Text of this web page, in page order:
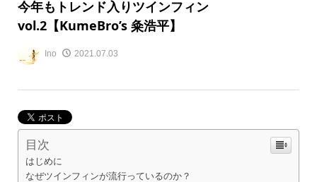
今年もトレンド入りツインフィン
vol.2【KumeBro’s 粂浩平】
Ino 2021.07.03
目次
はじめに
なぜツインフィンが流行っているのか？